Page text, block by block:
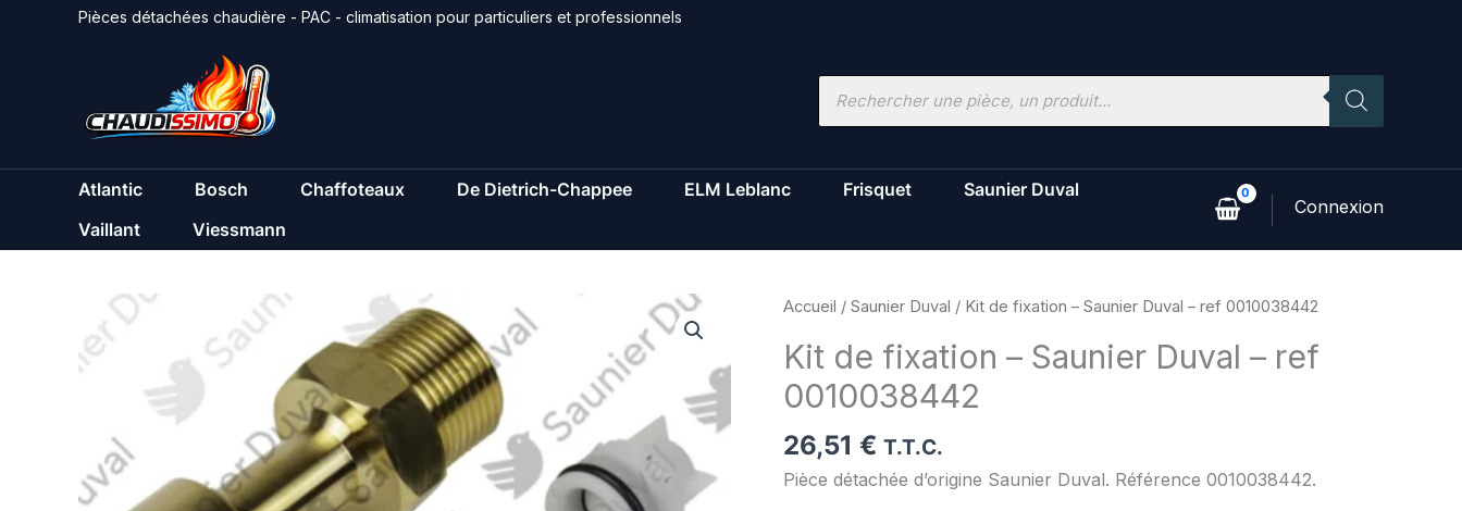
Pièces détachées chaudière - PAC - climatisation pour particuliers et professionnels
Recherche
Atlantic Bosch Chaffoteaux De Dietrich-Chappee ELM Leblanc Frisquet
Saunier Duval
Vaillant
Viessmann
Accueil / Saunier Duval / Kit de fixation – Saunier Duval – ref 0010038442
Kit de fixation – Saunier Duval – ref
0010038442
26,51 € T.T.C.
Pièce détachée d’origine Saunier Duval. Référence 0010038442.
quantité
Kit
de
fixation
-
Saunier